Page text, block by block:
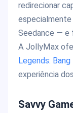
redirecionar
especialmente
Seedance — e
A JollyMax
Legends: Bang
experiência
Savvy